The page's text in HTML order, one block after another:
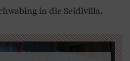
in die Seidlvilla.